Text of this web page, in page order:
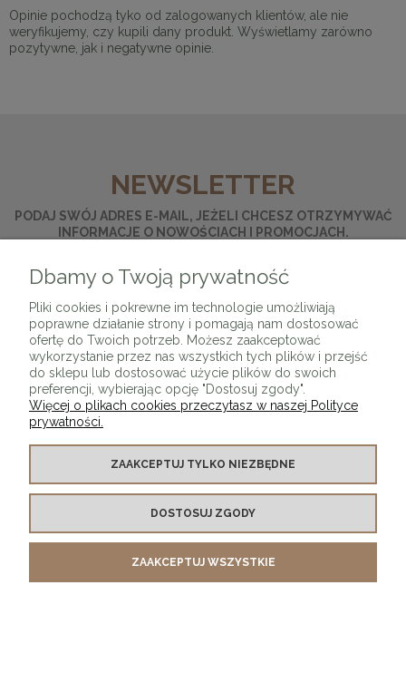
Opinie pochodzą tyko od zalogowanych klientów, ale nie
weryfikujemy, czy kupili dany produkt. Wyświetlamy zarówno
pozytywne, jak i negatywne opinie.
NEWSLETTER
PODAJ SWÓJ ADRES E-MAIL, JEŻELI CHCESZ OTRZYMYWAĆ
INFORMACJE O NOWOŚCIACH I PROMOCJACH.
KONTAKT Z NAMI
MOJE KONTO
Dbamy o Twoją prywatność
Pliki cookies i pokrewne im technologie umożliwiają
poprawne działanie strony i pomagają nam dostosować
ofertę do Twoich potrzeb. Możesz zaakceptować
wykorzystanie przez nas wszystkich tych plików i przejść
do sklepu lub dostosować użycie plików do swoich
preferencji, wybierając opcję "Dostosuj zgody".
Więcej o plikach cookies przeczytasz w naszej Polityce
prywatności.
ZAAKCEPTUJ TYLKO NIEZBĘDNE
DOSTOSUJ ZGODY
ZAAKCEPTUJ WSZYSTKIE